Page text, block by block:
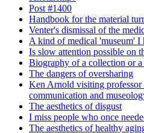
Post #1400
Handbook for the material
Venter's dismissal of the
A kind of medical 'museum' I
Is slow attention possible on
Biography of a collection or a
The dangers of oversharing
Ken Arnold visiting professor
communication and
The aesthetics of disgust
I miss people who once
The aesthetics of healthy